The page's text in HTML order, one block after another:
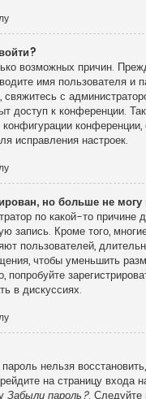
возможных причин.
имя пользователя и
с
доступ к конференции.
конференции,
исправления настроек.
но больше не могу
по какой-то причине
запись. Кроме того,
пользователей,
чтобы уменьшить
попробуйте
в дискуссиях.
нельзя
на страницу входа
Забыли пароль?. Следуйте